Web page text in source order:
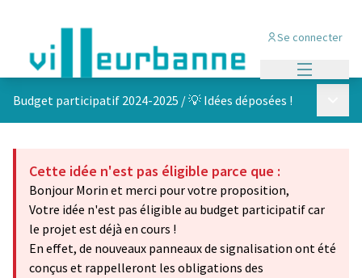
Se connecter
Budget participatif 2024-2025 /💡 Idées déposées !
Cette idée n'est pas éligible parce que :
Bonjour Morin et merci pour votre proposition,
Votre idée n'est pas éligible au budget participatif car
le projet est déjà en cours !
En effet, de nouveaux panneaux de signalisation ont été
conçus et rappelleront les obligations des